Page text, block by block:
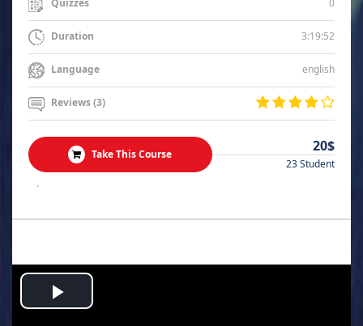
Quizzes
Duration 3:19:52
Language english
Reviews (3)
Take This Course 20$
23 Student
.
Play